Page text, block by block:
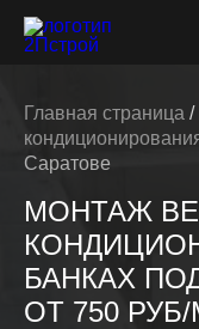
Главная страница /
Саратове
МОНТАЖ
БАНКАХ
ОТ 750 РУБ/